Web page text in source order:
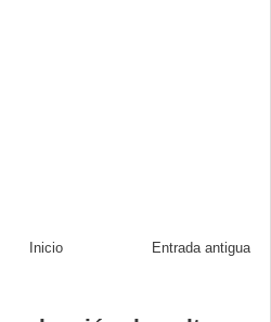
Entrada antigua
Inicio